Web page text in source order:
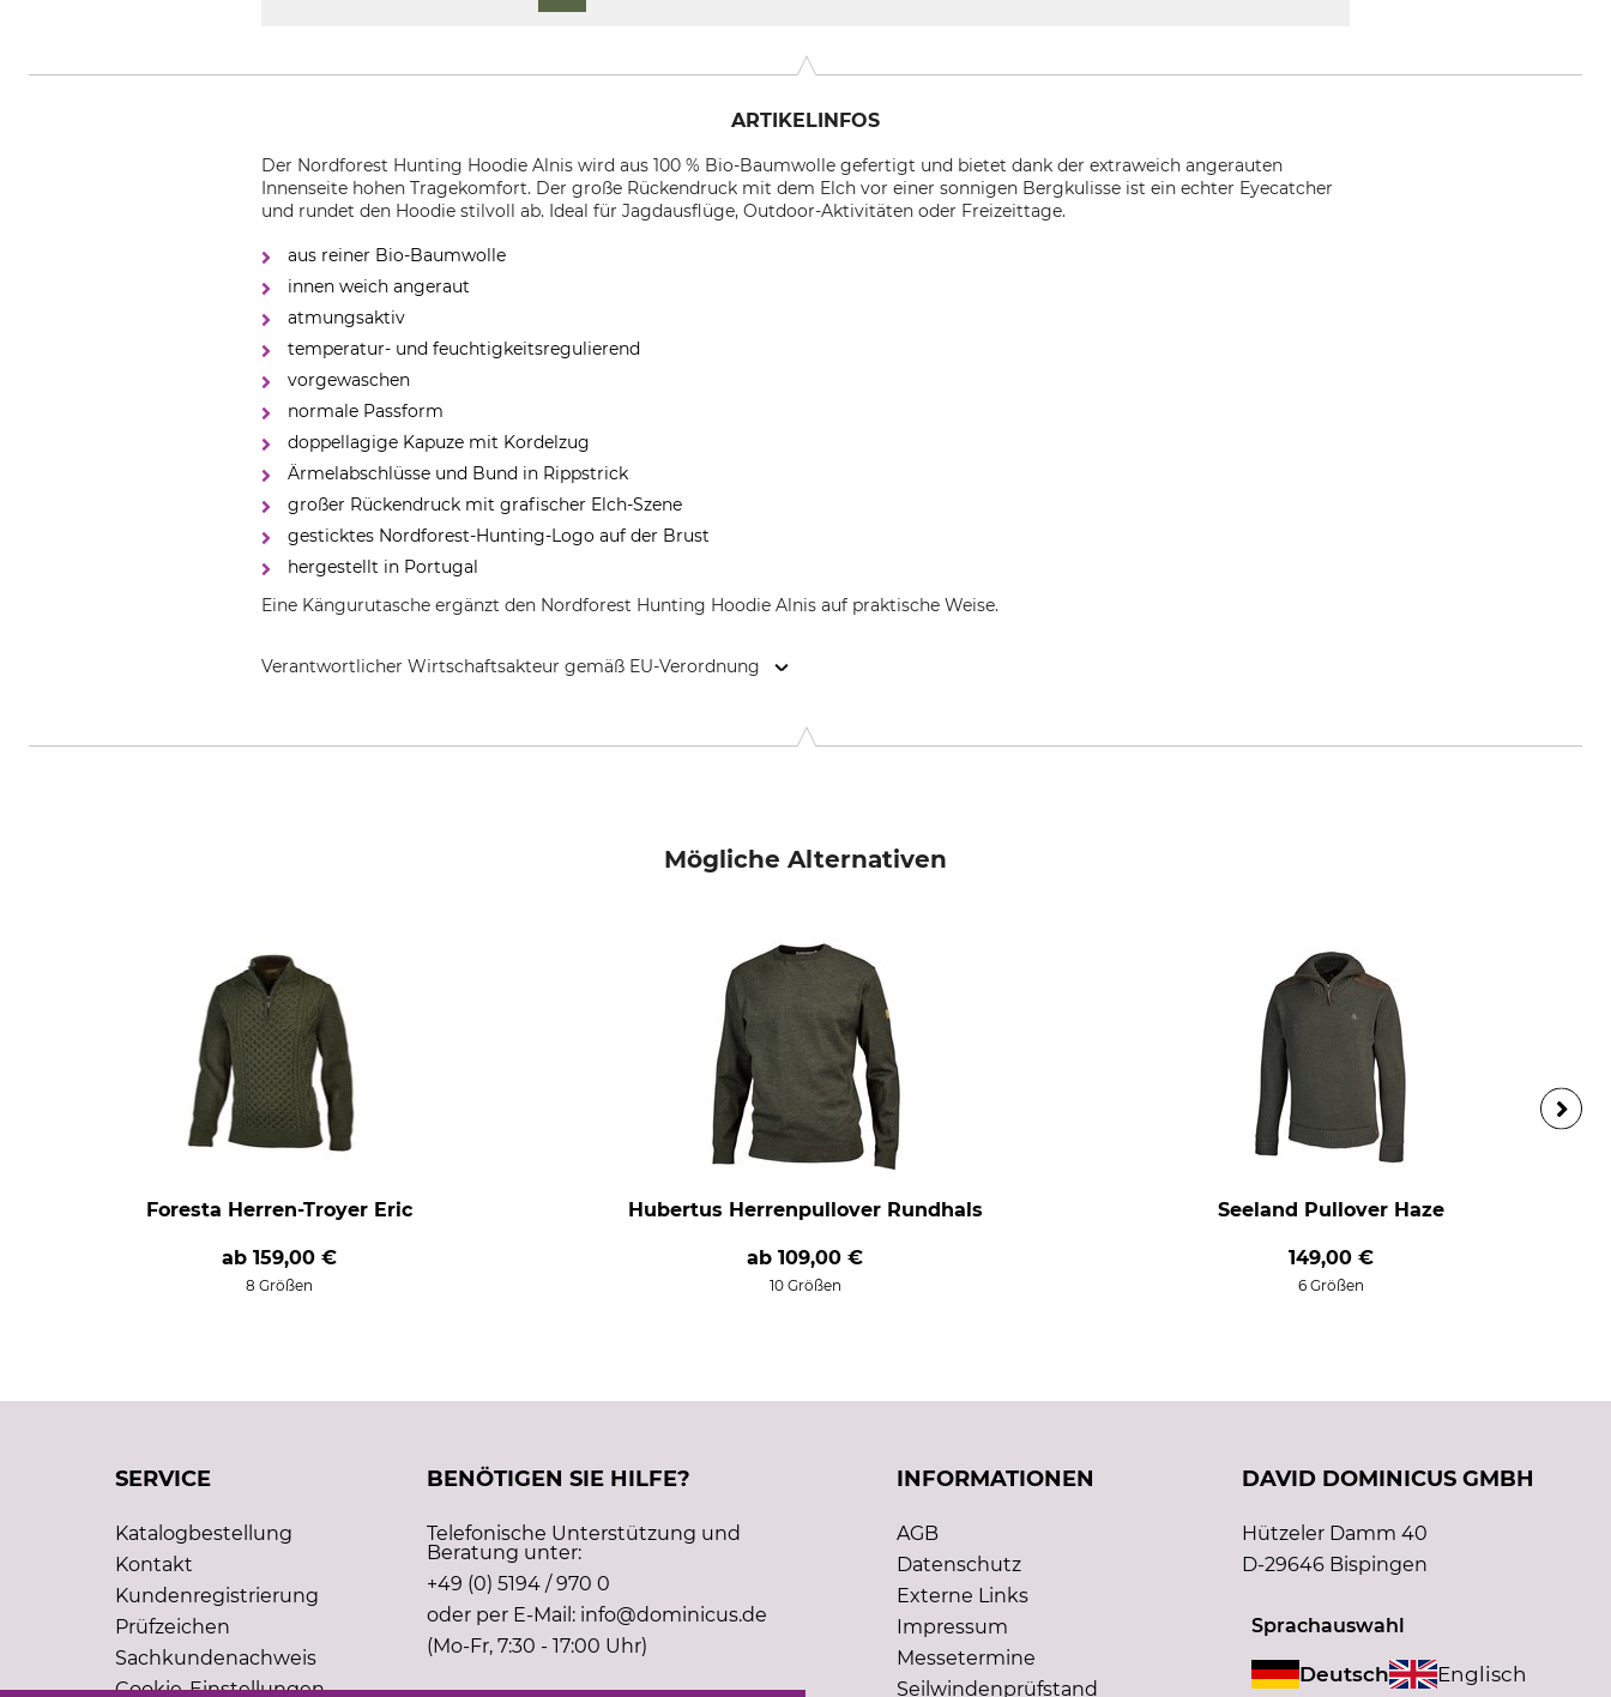
ARTIKELINFOS
Der Nordforest Hunting Hoodie Alnis wird aus 100 % Bio-Baumwolle gefertigt und bietet dank der extraweich angerauten
Innenseite hohen Tragekomfort. Der große Rückendruck mit dem Elch vor einer sonnigen Bergkulisse ist ein echter Eyecatcher
und rundet den Hoodie stilvoll ab. Ideal für Jagdausflüge, Outdoor-Aktivitäten oder Freizeittage.
aus reiner Bio-Baumwolle
innen weich angeraut
atmungsaktiv
temperatur- und feuchtigkeitsregulierend
vorgewaschen
normale Passform
doppellagige Kapuze mit Kordelzug
Ärmelabschlüsse und Bund in Rippstrick
großer Rückendruck mit grafischer Elch-Szene
gesticktes Nordforest-Hunting-Logo auf der Brust
hergestellt in Portugal
Eine Kängurutasche ergänzt den Nordforest Hunting Hoodie Alnis auf praktische Weise.
Verantwortlicher Wirtschaftsakteur gemäß EU-Verordnung
Mögliche Alternativen
Foresta Herren-Troyer Eric
ab159,00 €
8 Größen
Hubertus Herrenpullover Rundhals
ab109,00 €
10 Größen
Seeland Pullover Haze
149,00 €
6 Größen
SERVICE
Katalogbestellung
Kontakt
Kundenregistrierung
Prüfzeichen
Sachkundenachweis
Cookie-Einstellungen
BENÖTIGEN SIE HILFE?
Telefonische Unterstützung und
Beratung unter:
+49 (0) 5194 / 970 0
oder per E-Mail: info@dominicus.de
(Mo-Fr, 7:30 - 17:00 Uhr)
INFORMATIONEN
AGB
Datenschutz
Externe Links
Impressum
Messetermine
Seilwindenprüfstand
DAVID DOMINICUS GMBH
Hützeler Damm 40
D-29646 Bispingen
Sprachauswahl
Deutsch Englisch